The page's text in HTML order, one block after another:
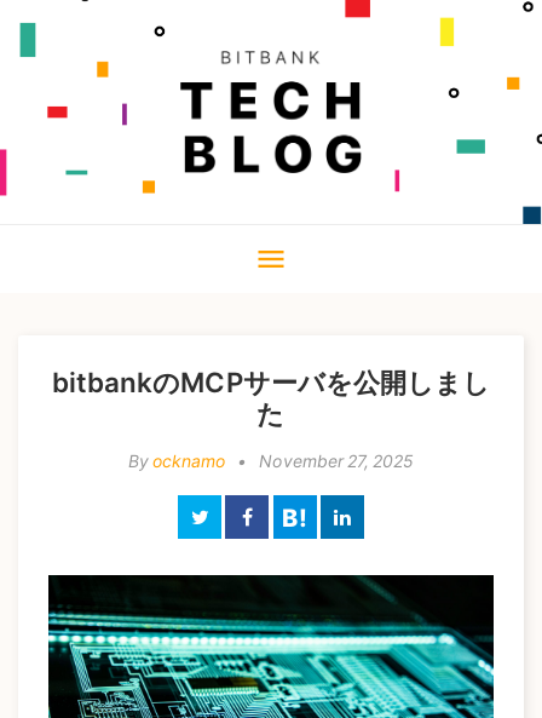
o
e
n
a
g
a
i
o
n
menu
bitbankのMCPサーバを公開しまし
た
Byocknamo • November 27, 2025
B!